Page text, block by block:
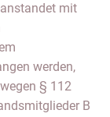
mit
werden,
§ 112
B